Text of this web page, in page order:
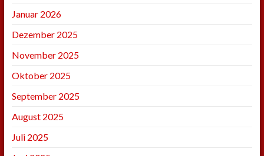
Januar 2026
Dezember 2025
November 2025
Oktober 2025
September 2025
August 2025
Juli 2025